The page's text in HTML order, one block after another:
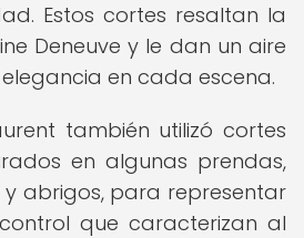
Estos cortes resaltan la
Deneuve y le dan un aire
en cada escena.
también utilizó cortes
en algunas prendas,
abrigos, para representar
que caracterizan al